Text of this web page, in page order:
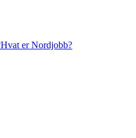
Hvat er Nordjobb?